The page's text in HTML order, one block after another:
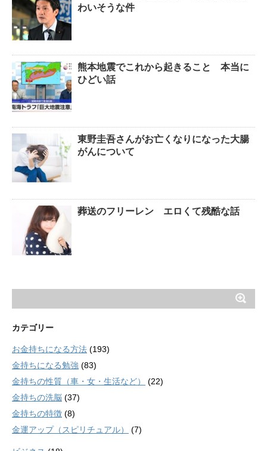
わいそうな件
熊本地震でこれから起きること 本当に
ひどい話
東野圭吾さんがお亡くなりになった大腸
がんについて
葬送のフリーレン エロくて残酷な話
カテゴリー
お金持ちになる方法 (193)
金持ちになる勉強 (83)
金持ちの性質（車・女・生活など）
(22)
金持ちの洗脳 (37)
金持ちの特徴 (8)
金運アップ（スピリチュアル）
(7)